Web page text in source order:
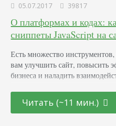
05.07.2017 39817
О платформах и кодах:
сниппеты JavaScript на
Есть множество
вам улучшить сайт, повысить
бизнеса и наладить
не веб-разработчик и не
сайт? Это большое
Читать (~11 мин.)